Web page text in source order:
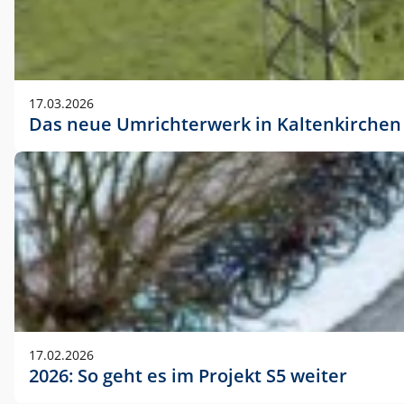
17.03.2026
Das neue Umrichterwerk in Kaltenkirchen
17.02.2026
2026: So geht es im Projekt S5 weiter